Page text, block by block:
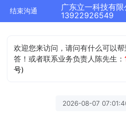
结束沟通
13922926549
欢迎您来访问，请问有什么可以
答！或者联系业务负责人陈先生：
号)
2026-08-07